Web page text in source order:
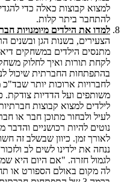
למצוא קבוצות כאלה כדי
להתחבר ביתר קלות.
למדו את הילדים מיומנויות
הצעירים, בשנות הגן ובשנים
מתנסים הילדים במשחקים
לקחת תורות ואיך לחלוק
לחברויות ארוכות יותר
משותפים ועל הדדיות צודקת.
לילדים למצוא קבוצות
לעיל ולבחור מתוכן חבר או
נוטים להיות רכושניים והדבר
לאורך זמן. כיוון שבשלב זה
ננחה את ילדינו לשים לב
לגמול חזרה. "אם היום היא
לה מקום באולם הספורט או